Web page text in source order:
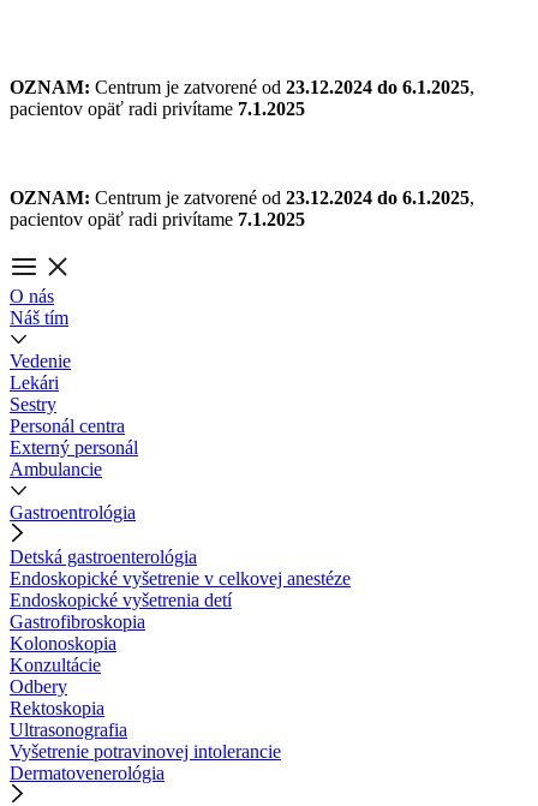
OZNAM: Centrum je zatvorené od 23.12.2024 do 6.1.2025,
pacientov opäť radi privítame 7.1.2025
OZNAM: Centrum je zatvorené od 23.12.2024 do 6.1.2025,
pacientov opäť radi privítame 7.1.2025
O nás
Náš tím
Vedenie
Lekári
Sestry
Personál centra
Externý personál
Ambulancie
Gastroentrológia
Detská gastroenterológia
Endoskopické vyšetrenie v celkovej anestéze
Endoskopické vyšetrenia detí
Gastrofibroskopia
Kolonoskopia
Konzultácie
Odbery
Rektoskopia
Ultrasonografia
Vyšetrenie potravinovej intolerancie
Dermatovenerológia